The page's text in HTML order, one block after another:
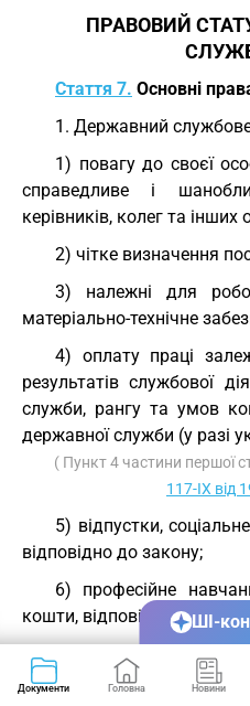
ПРАВОВИЙ
Стаття 7. Основні
1. Державний
1) повагу до своєї
справедливе і
керівників, колег та інших
2) чітке визначення
3) належні для
матеріально-технічне
4) оплату праці
результатів службової
служби, рангу та умов
державної служби (у разі
( Пункт 4 частини першої
117-IX від
5) відпустки,
відповідно до закону;
6) професійне
кошти, відповідно до
7) просування по
професійної
Документи Головна Новини
ШІ-